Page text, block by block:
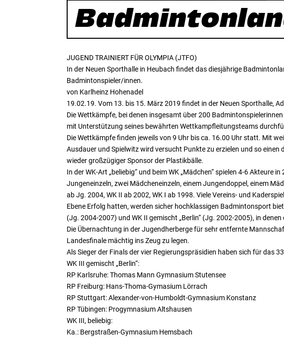
JUGEND TRAINIERT FÜR OLYMPIA (JTFO)
In der Neuen Sporthalle in Heubach findet das diesjährige
Badmintonspieler/innen.
von Karlheinz Hohenadel
19.02.19. Vom 13. bis 15. März 2019 findet in der Neuen Sporthalle,
Die Wettkämpfe, bei denen insgesamt über 200
mit Unterstützung seines bewährten Wettkampfleitungsteams
Die Wettkämpfe finden jeweils von 9 Uhr bis ca. 16.00 Uhr statt. Mit
Ausdauer und Spielwitz wird versucht Punkte zu erzielen und so
wieder großzügiger Sponsor der Plastikbälle.
In der WK-Art „beliebig“ und beim WK „Mädchen“ spielen 4-6 Akteure
Jungeneinzeln, zwei Mädcheneinzeln, einem Jungendoppel, einem
ab Jg. 2004, WK II ab 2002, WK I ab 1998. Viele Vereins- und
Ebene Erfolg hatten, werden sicher hochklassigen Badmintonsport
(Jg. 2004-2007) und WK II gemischt „Berlin“ (Jg. 2002-2005), in
Die Übernachtung in der Jugendherberge für sehr entfernte
Landesfinale mächtig ins Zeug zu legen.
Als Sieger der Finals der vier Regierungspräsidien haben sich für das
WK III gemischt „Berlin“:
RP Karlsruhe: Thomas Mann Gymnasium Stutensee
RP Freiburg: Hans-Thoma-Gymasium Lörrach
RP Stuttgart: Alexander-von-Humboldt-Gymnasium Konstanz
RP Tübingen: Progymnasium Altshausen
WK III, beliebig:
Ka.: Bergstraßen-Gymnasium Hemsbach